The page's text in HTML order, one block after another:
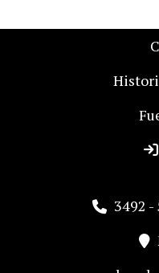
3492 -